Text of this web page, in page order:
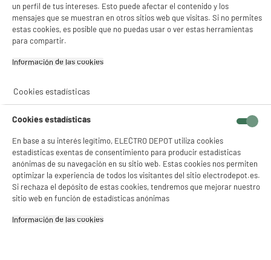
Descubre nuestra freidora sin aceite HIGH ONE 5L -
HO-AF5.
Sin aceite
Para una cocción saludable de los
(sin materia grasa). Ideal para todas
las recetas saladas y dulces.
4 personas
La capacidad de la cuba permite
un perfil de tus intereses. Esto puede afectar el contenido y los
mensajes que se muestran en otros sitios web que visitas. Si no permites
estas cookies, es posible que no puedas usar o ver estas herramientas
para compartir.
Información de las cookies‎
Cookies estadísticas
Cookies estadísticas
En base a su interés legítimo, ELECTRO DEPOT utiliza cookies
estadísticas exentas de consentimiento para producir estadísticas
anónimas de su navegación en su sitio web. Estas cookies nos permiten
optimizar la experiencia de todos los visitantes del sitio electrodepot.es.
Si rechaza el depósito de estas cookies, tendremos que mejorar nuestro
sitio web en función de estadísticas anónimas
Información de las cookies‎